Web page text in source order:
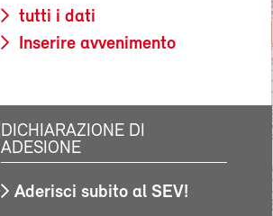
tutti i dati
Inserire avvenimento
DICHIARAZIONE DI
ADESIONE
Aderisci subito al SEV!